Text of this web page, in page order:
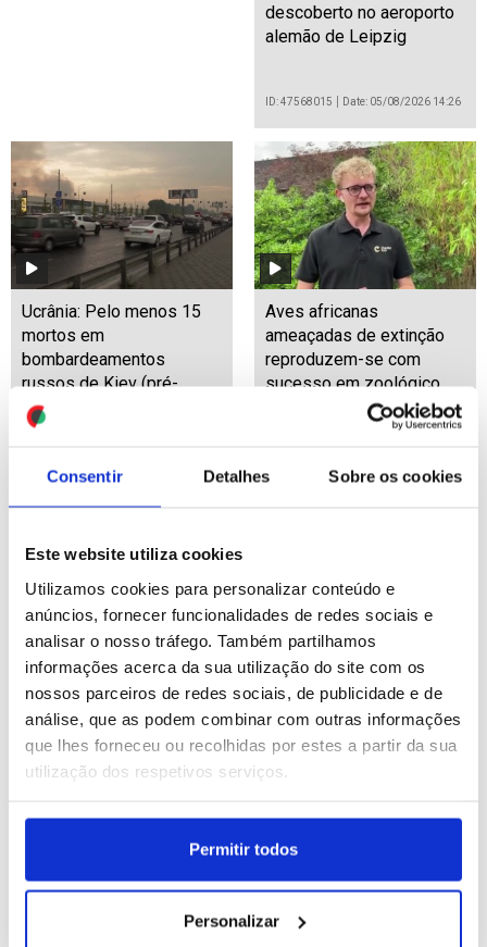
Consentir Detalhes Sobre os cookies
Este website utiliza cookies
Utilizamos cookies para personalizar conteúdo e
anúncios, fornecer funcionalidades de redes sociais e
analisar o nosso tráfego. Também partilhamos
informações acerca da sua utilização do site com os
nossos parceiros de redes sociais, de publicidade e de
análise, que as podem combinar com outras informações
que lhes forneceu ou recolhidas por estes a partir da sua
utilização dos respetivos serviços.
Permitir todos
Personalizar
descoberto no aeroporto
alemão de Leipzig
ID: 47568015 Date: 05/08/2026 14:26
Ucrânia: Pelo menos 15
mortos em
bombardeamentos
russos de Kiev (pré-
editado 2)
Aves africanas
ameaçadas de extinção
reproduzem-se com
sucesso em zoológico
Irão: Estreito de Ormuz
vai reabrir "muito em
breve" - Trump
ID: 47566521 Date: 05/08/2026 09:30
Ucrânia: Pelo menos 15
mortos em
bombardeamentos
russos de Kiev
ID: 47566477